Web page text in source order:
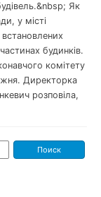
Як
у місті
будинків.
комітету
Директорка
розповіла,